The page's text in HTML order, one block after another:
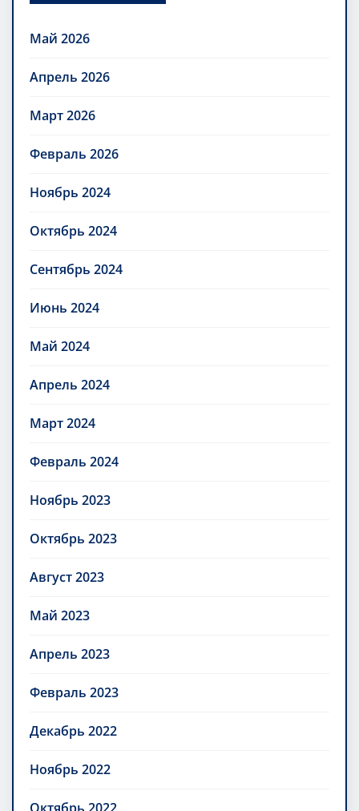
Май 2026
Апрель 2026
Март 2026
Февраль 2026
Ноябрь 2024
Октябрь 2024
Сентябрь 2024
Июнь 2024
Май 2024
Апрель 2024
Март 2024
Февраль 2024
Ноябрь 2023
Октябрь 2023
Август 2023
Май 2023
Апрель 2023
Февраль 2023
Декабрь 2022
Ноябрь 2022